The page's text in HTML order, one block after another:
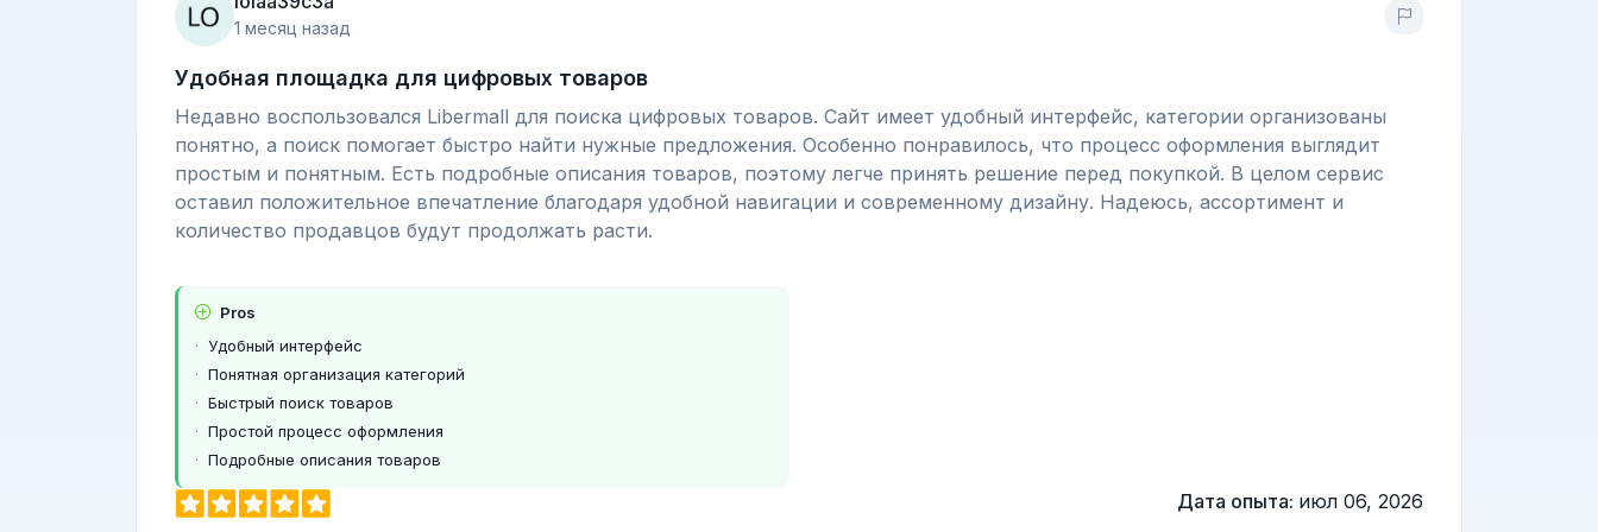
1 месяц назад
Удобная площадка для цифровых товаров
Недавно воспользовался Libermall для поиска цифровых товаров. Сайт имеет удобный интерфейс, категории организованы
понятно, а поиск помогает быстро найти нужные предложения. Особенно понравилось, что процесс оформления выглядит
простым и понятным. Есть подробные описания товаров, поэтому легче принять решение перед покупкой. В целом сервис
оставил положительное впечатление благодаря удобной навигации и современному дизайну. Надеюсь, ассортимент и
количество продавцов будут продолжать расти.
Pros
Удобный интерфейс
Понятная организация категорий
Быстрый поиск товаров
Простой процесс оформления
Подробные описания товаров
Дата опыта: июл 06, 2026